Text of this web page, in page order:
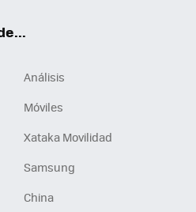
Análisis
Móviles
Xataka Movilidad
Samsung
China